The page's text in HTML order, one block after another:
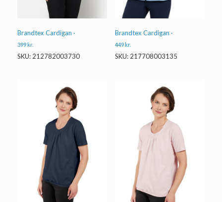
Brandtex Cardigan ·
399kr.
SKU: 212782003730
Brandtex Cardigan ·
449kr.
SKU: 217708003135